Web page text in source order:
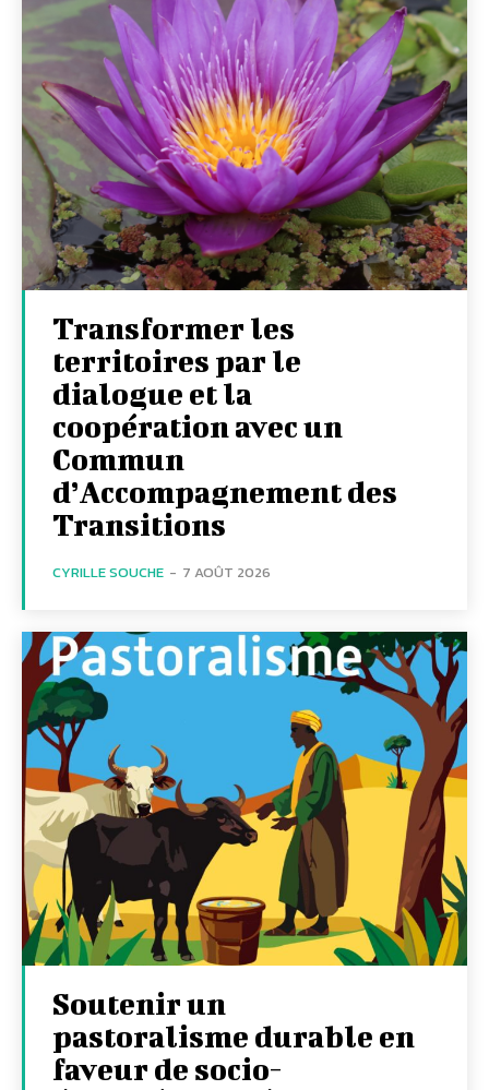
Transformer les
territoires par le
dialogue et la
coopération avec un
Commun
d’Accompagnement des
Transitions
CYRILLE SOUCHE - 7 AOÛT 2026
Soutenir un
pastoralisme durable en
faveur de socio-